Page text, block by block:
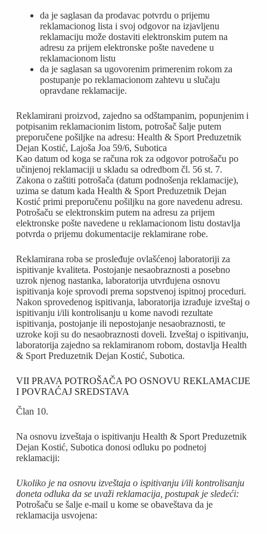
da je saglasan da prodavac potvrdu o prijemu
reklamacionog lista i svoj odgovor na izjavljenu
reklamaciju može dostaviti elektronskim putem na
adresu za prijem elektronske pošte navedene u
reklamacionom listu
da je saglasan sa ugovorenim primerenim rokom za
postupanje po reklamacionom zahtevu u slučaju
opravdane reklamacije.
Reklamirani proizvod, zajedno sa odštampanim, popunjenim i
potpisanim reklamacionim listom, potrošač šalje putem
preporučene pošiljke na adresu: Health & Sport Preduzetnik
Dejan Kostić, Lajoša Joa 59/6, Subotica
Kao datum od koga se računa rok za odgovor potrošaču po
učinjenoj reklamaciji u skladu sa odredbom čl. 56 st. 7.
Zakona o zaštiti potrošača (datum podnošenja reklamacije),
uzima se datum kada Health & Sport Preduzetnik Dejan
Kostić primi preporučenu pošiljku na gore navedenu adresu.
Potrošaču se elektronskim putem na adresu za prijem
elektronske pošte navedene u reklamacionom listu dostavlja
potvrda o prijemu dokumentacije reklamirane robe.
Reklamirana roba se prosleđuje ovlašćenoj laboratoriji za
ispitivanje kvaliteta. Postojanje nesaobraznosti a posebno
uzrok njenog nastanka, laboratorija utvrđujena osnovu
ispitivanja koje sprovodi prema sopstvenoj ispitnoj proceduri.
Nakon sprovedenog ispitivanja, laboratorija izrađuje izveštaj o
ispitivanju i/ili kontrolisanju u kome navodi rezultate
ispitivanja, postojanje ili nepostojanje nesaobraznosti, te
uzroke koji su do nesaobraznosti doveli. Izveštaj o ispitivanju,
laboratorija zajedno sa reklamiranom robom, dostavlja Health
& Sport Preduzetnik Dejan Kostić, Subotica.
VII PRAVA POTROŠAČA PO OSNOVU REKLAMACIJE
I POVRAĆAJ SREDSTAVA
Član 10.
Na osnovu izveštaja o ispitivanju Health & Sport Preduzetnik
Dejan Kostić, Subotica donosi odluku po podnetoj
reklamaciji:
Ukoliko je na osnovu izveštaja o ispitivanju i/ili kontrolisanju
doneta odluka da se uvaži reklamacija, postupak je sledeći:
Potrošaču se šalje e-mail u kome se obaveštava da je
reklamacija usvojena: